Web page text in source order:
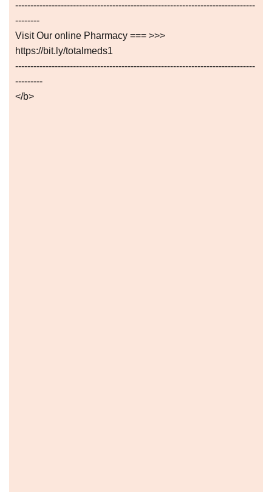
-------------------------------------------------------------------------------
--------
Visit Our online Pharmacy === >>>
https://bit.ly/totalmeds1
-------------------------------------------------------------------------------
---------
</b>